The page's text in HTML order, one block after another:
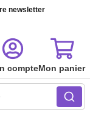
newsletter
compteMon panier